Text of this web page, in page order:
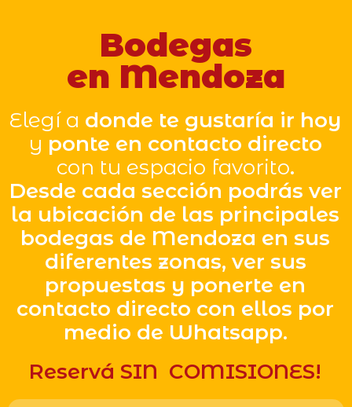
Bodegas
en Mendoza
Elegí a donde te gustaría ir hoy
y ponte en contacto directo
con tu espacio favorito.
Desde cada sección podrás ver
la ubicación de las principales
bodegas de Mendoza en sus
diferentes zonas, ver sus
propuestas y ponerte en
contacto directo con ellos por
medio de Whatsapp.
Reservá SIN COMISIONES!